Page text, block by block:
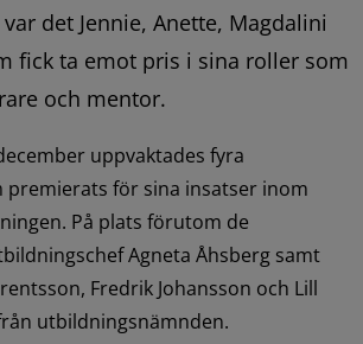
det Jennie, Anette, Magdalini
fick ta emot pris i sina roller som
och mentor.
uppvaktades fyra
premierats för sina insatser inom
På plats förutom de
Agneta Åhsberg samt
Fredrik Johansson och Lill
utbildningsnämnden.